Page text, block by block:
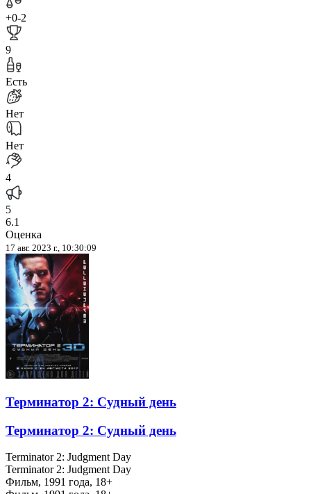
+0-2
9
Есть
Нет
Нет
4
5
6.1
Оценка
17 авг. 2023 г., 10:30:09
Терминатор 2: Судный день
Терминатор 2: Судный день
Terminator 2: Judgment Day
Terminator 2: Judgment Day
Фильм, 1991 года, 18+